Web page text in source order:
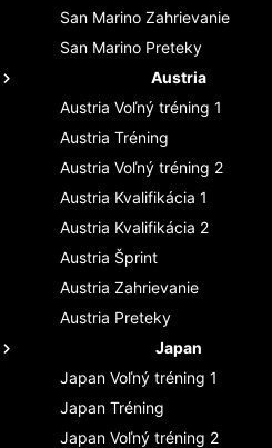
San Marino Zahrievanie
San Marino Preteky
Austria
Austria Voľný tréning 1
Austria Tréning
Austria Voľný tréning 2
Austria Kvalifikácia 1
Austria Kvalifikácia 2
Austria Šprint
Austria Zahrievanie
Austria Preteky
Japan
Japan Voľný tréning 1
Japan Tréning
Japan Voľný tréning 2